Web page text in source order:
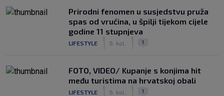
Prirodni fenomen u susjedstvu pruža
spas od vrućina, u špilji tijekom cijele
godine 11 stupnjeva
LIFESTYLE 6. kol. 1
FOTO, VIDEO/ Kupanje s konjima hit
među turistima na hrvatskoj obali
LIFESTYLE 6. kol. 1